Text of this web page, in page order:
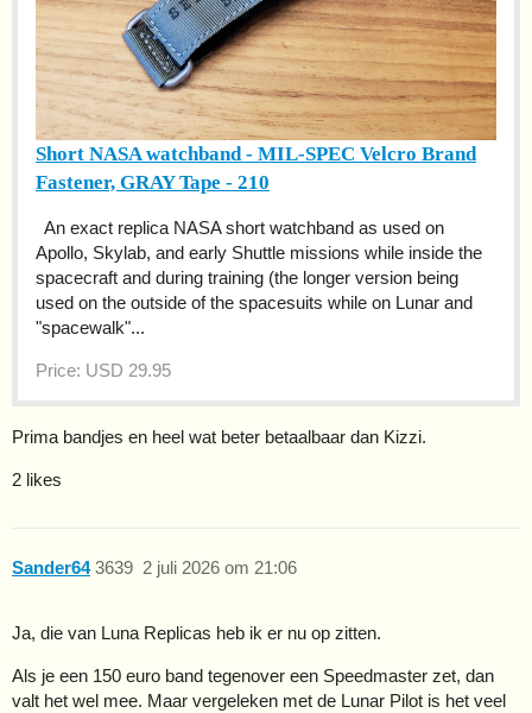
Short NASA watchband - MIL-SPEC Velcro Brand
Fastener, GRAY Tape - 210
An exact replica NASA short watchband as used on
Apollo, Skylab, and early Shuttle missions while inside the
spacecraft and during training (the longer version being
used on the outside of the spacesuits while on Lunar and
"spacewalk"...
Price: USD 29.95
Prima bandjes en heel wat beter betaalbaar dan Kizzi.
2 likes
Sander64 2 juli 2026 om 21:06
3639
Ja, die van Luna Replicas heb ik er nu op zitten.
Als je een 150 euro band tegenover een Speedmaster zet, dan
valt het wel mee. Maar vergeleken met de Lunar Pilot is het veel